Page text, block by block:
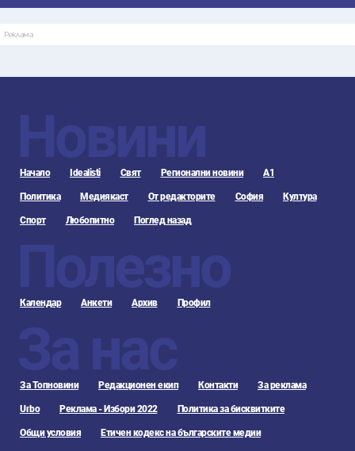
Реклама
Новини
Начало Idealisti Свят Регионални новини А1
Политика Медиякаст От редакторите София Култура
Спорт Любопитно Поглед назад
Полезно
Календар Анкети Архив Профил
За нас
За Топновини Редакционен екип Контакти За реклама
Urbo Реклама - Избори 2022 Политика за бисквитките
Общи условия Етичен кодекс на българските медии